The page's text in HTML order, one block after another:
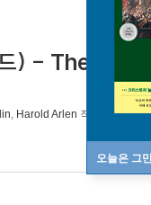
오늘은 그
) - The Hits
, Harold Arlen 작곡 외 18명